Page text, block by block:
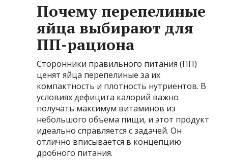
Почему перепелиные
яйца выбирают для
ПП-рациона
Сторонники правильного питания (ПП)
ценят яйца перепелиные за их
компактность и плотность нутриентов. В
условиях дефицита калорий важно
получать максимум витаминов из
небольшого объема пищи, и этот продукт
идеально справляется с задачей. Он
отлично вписывается в концепцию
дробного питания.